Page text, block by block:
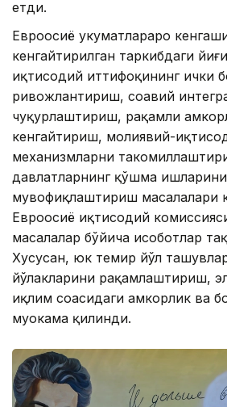
етди.
Евроосиё ҳукуматлараро
кенгайтирилган таркибдаги
иқтисодий иттифоқининг ички
ривожлантириш, соҳавий
чуқурлаштириш, рақамли
кенгайтириш, молиявий-
механизмларни
давлатларнинг қўшма ишларини
мувофиқлаштириш масалалари
Евроосиё иқтисодий
масалалар бўйича ҳисоботлар
Хусусан, юк темир йўл
йўлакларини рақамлаштириш,
иқлим соҳасидаги ҳамкорлик ва
муҳокама қилинди.